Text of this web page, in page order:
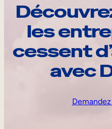
les
cessent
avec